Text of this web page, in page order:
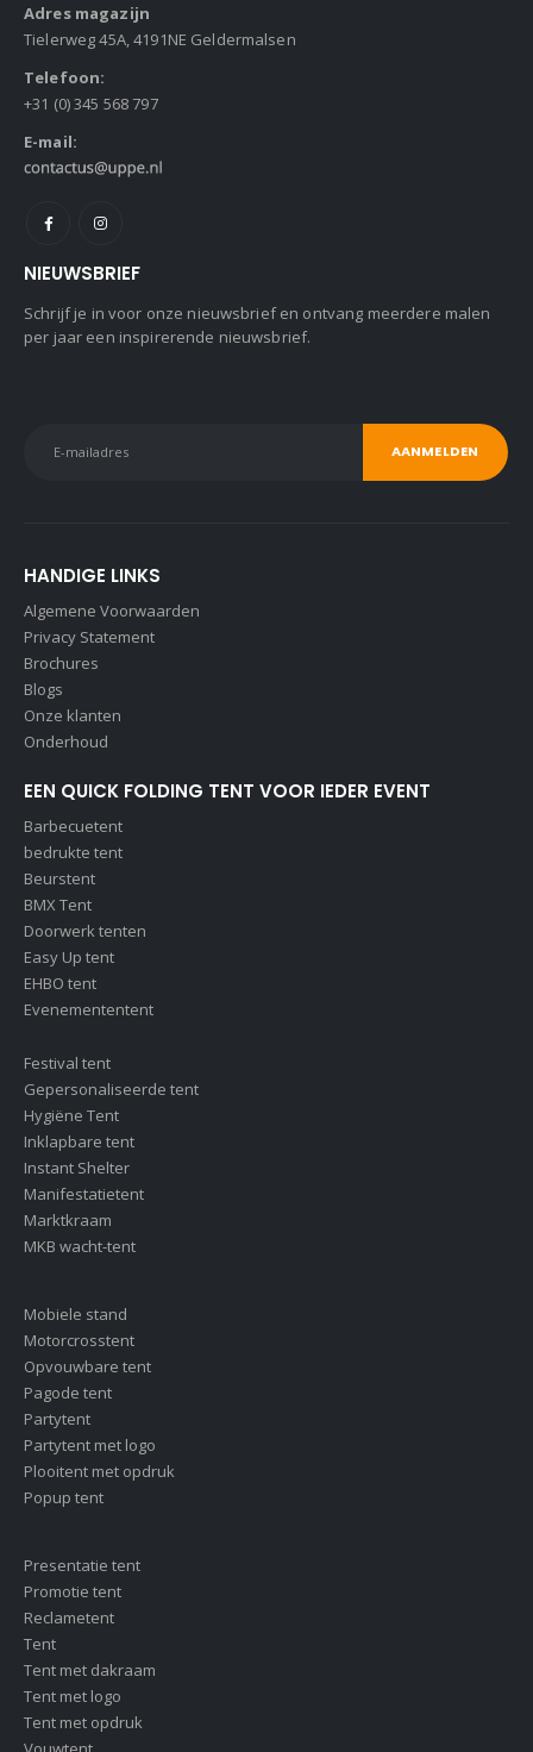
Adres magazijn
Tielerweg 45A, 4191NE Geldermalsen
Telefoon:
+31 (0) 345 568 797
E-mail:
NIEUWSBRIEF
Schrijf je in voor onze nieuwsbrief en ontvang meerdere malen
per jaar een inspirerende nieuwsbrief.
HANDIGE LINKS
Algemene Voorwaarden
Privacy Statement
Brochures
Blogs
Onze klanten
Onderhoud
EEN QUICK FOLDING TENT VOOR IEDER EVENT
Barbecuetent
bedrukte tent
Beurstent
BMX Tent
Doorwerk tenten
Easy Up tent
EHBO tent
Evenemententent
Festival tent
Gepersonaliseerde tent
Hygiëne Tent
Inklapbare tent
Instant Shelter
Manifestatietent
Marktkraam
MKB wacht-tent
Mobiele stand
Motorcrosstent
Opvouwbare tent
Pagode tent
Partytent
Partytent met logo
Plooitent met opdruk
Popup tent
Presentatie tent
Promotie tent
Reclametent
Tent
Tent met dakraam
Tent met logo
Tent met opdruk